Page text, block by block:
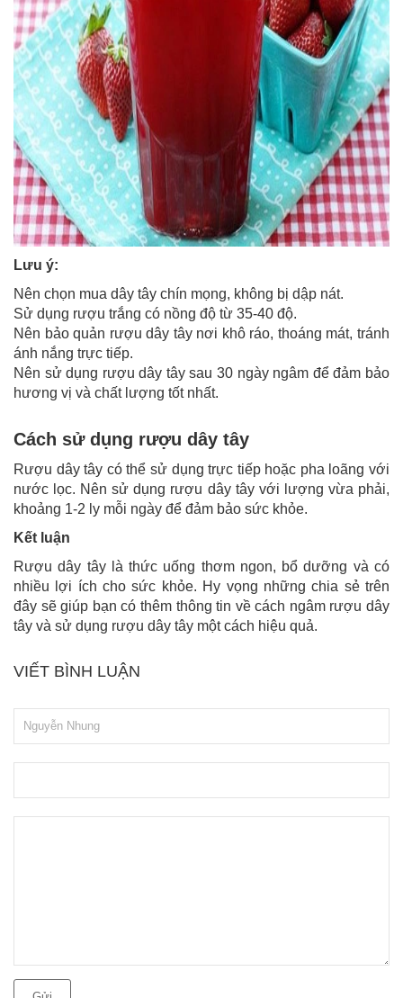
Lưu ý:
Nên chọn mua dây tây chín mọng, không bị dập nát.
Sử dụng rượu trắng có nồng độ từ 35-40 độ.
Nên bảo quản rượu dây tây nơi khô ráo, thoáng mát, tránh
ánh nắng trực tiếp.
Nên sử dụng rượu dây tây sau 30 ngày ngâm để đảm bảo
hương vị và chất lượng tốt nhất.
Cách sử dụng rượu dây tây
Rượu dây tây có thể sử dụng trực tiếp hoặc pha loãng với
nước lọc. Nên sử dụng rượu dây tây với lượng vừa phải,
khoảng 1-2 ly mỗi ngày để đảm bảo sức khỏe.
Kết luận
Rượu dây tây là thức uống thơm ngon, bổ dưỡng và có
nhiều lợi ích cho sức khỏe. Hy vọng những chia sẻ trên
đây sẽ giúp bạn có thêm thông tin về cách ngâm rượu dây
tây và sử dụng rượu dây tây một cách hiệu quả.
VIẾT BÌNH LUẬN